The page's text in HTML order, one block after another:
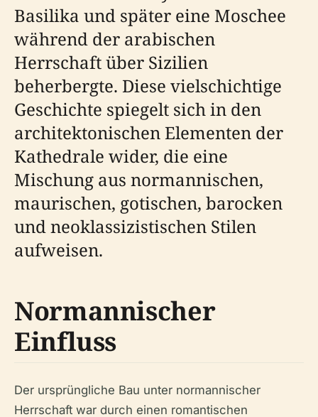
Basilika und später eine Moschee
während der arabischen
Herrschaft über Sizilien
beherbergte. Diese vielschichtige
Geschichte spiegelt sich in den
architektonischen Elementen der
Kathedrale wider, die eine
Mischung aus normannischen,
maurischen, gotischen, barocken
und neoklassizistischen Stilen
aufweisen.
Normannischer
Einfluss
Der ursprüngliche Bau unter normannischer
Herrschaft war durch einen romantischen